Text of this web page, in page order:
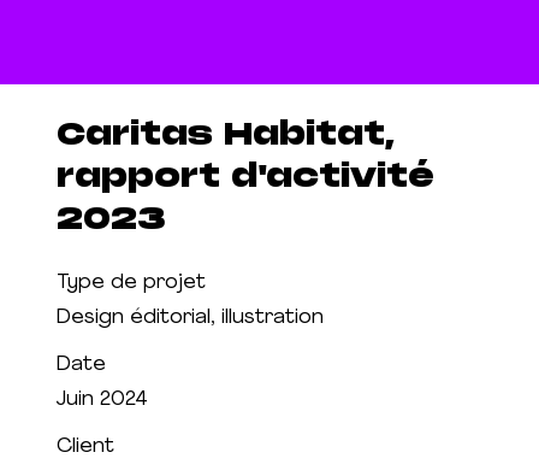
Caritas Habitat,
rapport d'activité
2023
Type de projet
Design éditorial, illustration
Date
Juin 2024
Client